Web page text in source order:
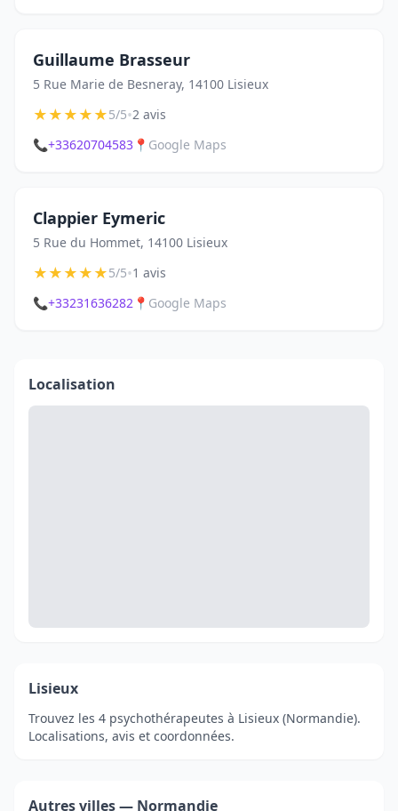
Guillaume Brasseur
5 Rue Marie de Besneray, 14100 Lisieux
★★★★★5/5•2 avis
📞+33620704583 📍 Google Maps
Clappier Eymeric
5 Rue du Hommet, 14100 Lisieux
★★★★★5/5•1 avis
📞+33231636282 📍 Google Maps
Localisation
Lisieux
Trouvez les 4 psychothérapeutes à Lisieux (Normandie).
Localisations, avis et coordonnées.
Autres villes — Normandie